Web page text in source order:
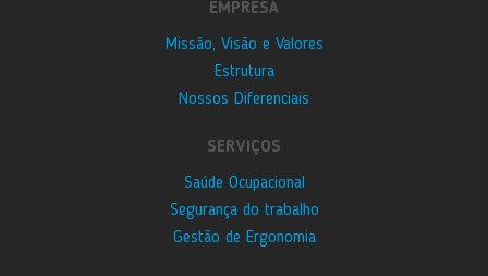
EMPRESA
Missão, Visão e Valores
Estrutura
Nossos Diferenciais
SERVIÇOS
Saúde Ocupacional
Segurança do trabalho
Gestão de Ergonomia